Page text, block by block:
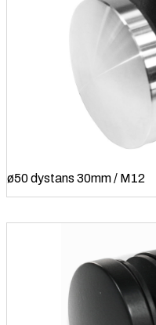
ø50 dystans 30mm / M12